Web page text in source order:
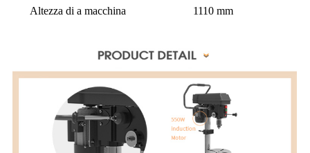
Altezza di a macchina 1110 mm